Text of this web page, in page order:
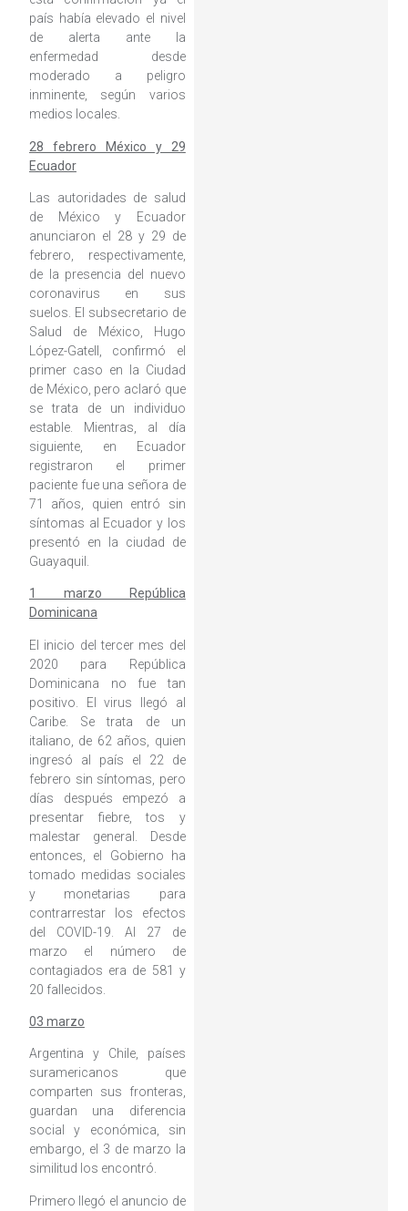
país había elevado el nivel
de alerta ante la
enfermedad desde
moderado a peligro
inminente, según varios
medios locales.
28 febrero México y 29
Ecuador
Las autoridades de salud
de México y Ecuador
anunciaron el 28 y 29 de
febrero, respectivamente,
de la presencia del nuevo
coronavirus en sus
suelos. El subsecretario de
Salud de México, Hugo
López-Gatell, confirmó el
primer caso en la Ciudad
de México, pero aclaró que
se trata de un individuo
estable. Mientras, al día
siguiente, en Ecuador
registraron el primer
paciente fue una señora de
71 años, quien entró sin
síntomas al Ecuador y los
presentó en la ciudad de
Guayaquil.
1 marzo República
Dominicana
El inicio del tercer mes del
2020 para República
Dominicana no fue tan
positivo. El virus llegó al
Caribe. Se trata de un
italiano, de 62 años, quien
ingresó al país el 22 de
febrero sin síntomas, pero
días después empezó a
presentar fiebre, tos y
malestar general. Desde
entonces, el Gobierno ha
tomado medidas sociales
y monetarias para
contrarrestar los efectos
del COVID-19. Al 27 de
marzo el número de
contagiados era de 581 y
20 fallecidos.
03 marzo
Argentina y Chile, países
suramericanos que
comparten sus fronteras,
guardan una diferencia
social y económica, sin
embargo, el 3 de marzo la
similitud los encontró.
Primero llegó el anuncio de